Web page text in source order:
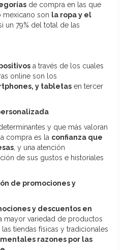
de compra en las que
mexicano son la ropa y el
un 79% del total de las
a través de los cuales
online son los
y tabletas en tercer
y que más valoran
compra es la confianza que
, y una atención
de sus gustos e historiales
de promociones y
y descuentos en
mayor variedad de productos
tiendas físicas y tradicionales
razones por las